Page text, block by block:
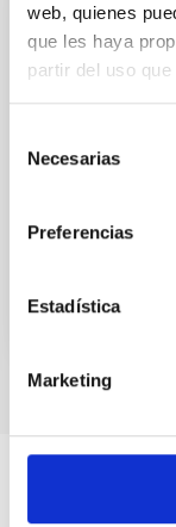
web, quienes
que les haya
partir del uso
Necesarias
Preferencias
Estadística
Marketing
PUBLICACIÓN
Theoretical
Conditions
With excellent